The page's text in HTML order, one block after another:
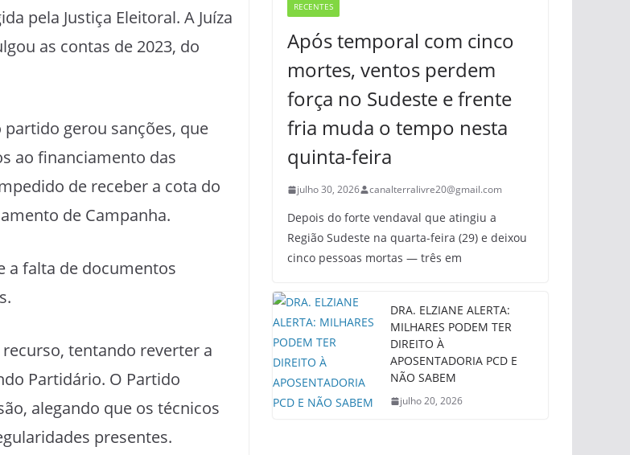
pela Justiça Eleitoral. A Juíza
as contas de 2023, do
gerou sanções, que
ao financiamento das
de receber a cota do
de Campanha.
a falta de documentos
tentando reverter a
Partidário. O Partido
alegando que os técnicos
presentes.
RECENTES
Após temporal com cinco
mortes, ventos perdem
força no Sudeste e frente
fria muda o tempo nesta
quinta-feira
julho 30, 2026 canalterralivre20@gmail.com
Depois do forte vendaval que atingiu a
Região Sudeste na quarta-feira (29) e deixou
cinco pessoas mortas — três em
DRA. ELZIANE ALERTA:
MILHARES PODEM TER
DIREITO À
APOSENTADORIA PCD E
NÃO SABEM
julho 20, 2026